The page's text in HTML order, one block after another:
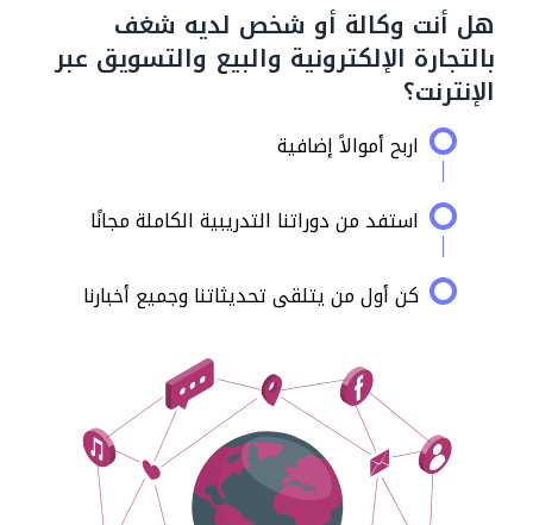
هل أنت وكالة أو شخص لديه شغف
بالتجارة الإلكترونية والبيع والتسويق عبر
الإنترنت؟
اربح أموالاً إضافية
استفد من دوراتنا التدريبية الكاملة مجانًا
كن أول من يتلقى تحديثاتنا وجميع أخبارنا